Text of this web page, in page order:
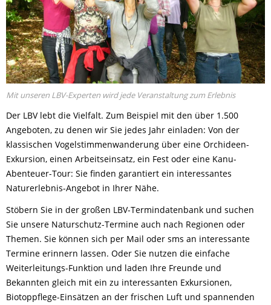
Mit unseren LBV-Experten wird jede Veranstaltung zum Erlebnis
Der LBV lebt die Vielfalt. Zum Beispiel mit den über 1.500
Angeboten, zu denen wir Sie jedes Jahr einladen: Von der
klassischen Vogelstimmenwanderung über eine Orchideen-
Exkursion, einen Arbeitseinsatz, ein Fest oder eine Kanu-
Abenteuer-Tour: Sie finden garantiert ein interessantes
Naturerlebnis-Angebot in Ihrer Nähe.
Stöbern Sie in der großen LBV-Termindatenbank und suchen
Sie unsere Naturschutz-Termine auch nach Regionen oder
Themen. Sie können sich per Mail oder sms an interessante
Termine erinnern lassen. Oder Sie nutzen die einfache
Weiterleitungs-Funktion und laden Ihre Freunde und
Bekannten gleich mit ein zu interessanten Exkursionen,
Biotoppflege-Einsätzen an der frischen Luft und spannenden